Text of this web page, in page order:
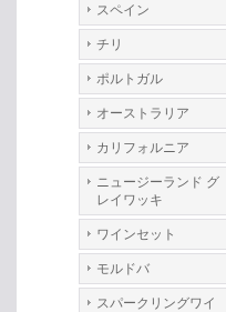
スペイン
チリ
ポルトガル
オーストラリア
カリフォルニア
ニュージーランド グ
レイワッキ
ワインセット
モルドバ
スパークリングワイ